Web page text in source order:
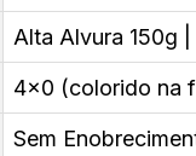
Alta Alvura 150g
4x0 (colorido na
Sem